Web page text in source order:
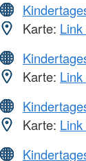
Karte:
Karte:
Karte: